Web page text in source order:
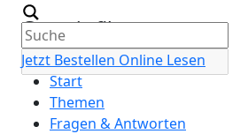
Generic filters
Jetzt Bestellen Online Lesen
Start
Themen
Fragen & Antworten